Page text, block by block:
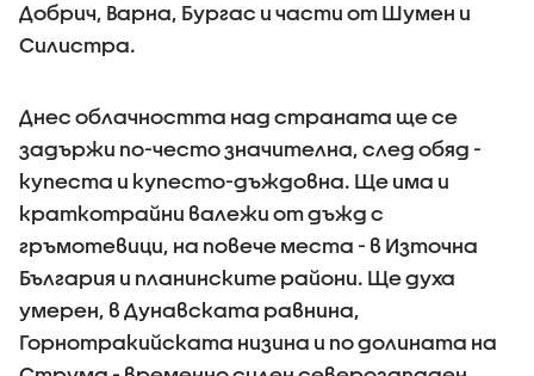
Добрич, Варна, Бургас и части от Шумен и
Силистра.
Днес облачността над страната ще се
задържи по-често значителна, след обяд -
купеста и купесто-дъждовна. Ще има и
краткотрайни валежи от дъжд с
гръмотевици, на повече места - в Източна
България и планинските райони. Ще духа
умерен, в Дунавската равнина,
Горнотракийската низина и по долината на